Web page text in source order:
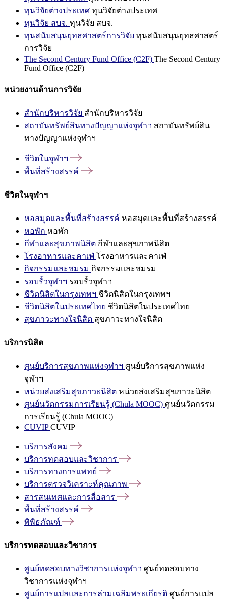
ทุนวิจัยต่างประเทศ ทุนวิจัยต่างประเทศ
ทุนวิจัย สบจ. ทุนวิจัย สบจ.
ทุนสนับสนุนยุทธศาสตร์การวิจัย ทุนสนับสนุนยุทธศาสตร์
การวิจัย
The Second Century Fund Office (C2F) The Second Century
Fund Office (C2F)
หน่วยงานด้านการวิจัย
สำนักบริหารวิจัย สำนักบริหารวิจัย
สถาบันทรัพย์สินทางปัญญาแห่งจุฬาฯ สถาบันทรัพย์สิน
ทางปัญญาแห่งจุฬาฯ
ชีวิตในจุฬาฯ
พื้นที่สร้างสรรค์
ชีวิตในจุฬาฯ
หอสมุดและพื้นที่สร้างสรรค์ หอสมุดและพื้นที่สร้างสรรค์
หอพัก หอพัก
กีฬาและสุขภาพนิสิต กีฬาและสุขภาพนิสิต
โรงอาหารและคาเฟ่ โรงอาหารและคาเฟ่
กิจกรรมและชมรม กิจกรรมและชมรม
รอบรั้วจุฬาฯ รอบรั้วจุฬาฯ
ชีวิตนิสิตในกรุงเทพฯ ชีวิตนิสิตในกรุงเทพฯ
ชีวิตนิสิตในประเทศไทย ชีวิตนิสิตในประเทศไทย
สุขภาวะทางใจนิสิต สุขภาวะทางใจนิสิต
บริการนิสิต
ศูนย์บริการสุขภาพแห่งจุฬาฯ ศูนย์บริการสุขภาพแห่ง
จุฬาฯ
หน่วยส่งเสริมสุขภาวะนิสิต หน่วยส่งเสริมสุขภาวะนิสิต
ศูนย์นวัตกรรมการเรียนรู้ (Chula MOOC) ศูนย์นวัตกรรม
การเรียนรู้ (Chula MOOC)
CUVIPCUVIP
บริการสังคม
บริการทดสอบและวิชาการ
บริการทางการแพทย์
บริการตรวจวิเคราะห์คุณภาพ
สารสนเทศและการสื่อสาร
พื้นที่สร้างสรรค์
พิพิธภัณฑ์
บริการทดสอบและวิชาการ
ศูนย์ทดสอบทางวิชาการแห่งจุฬาฯ ศูนย์ทดสอบทาง
วิชาการแห่งจุฬาฯ
ศูนย์การแปลและการล่ามเฉลิมพระเกียรติ ศูนย์การแปล